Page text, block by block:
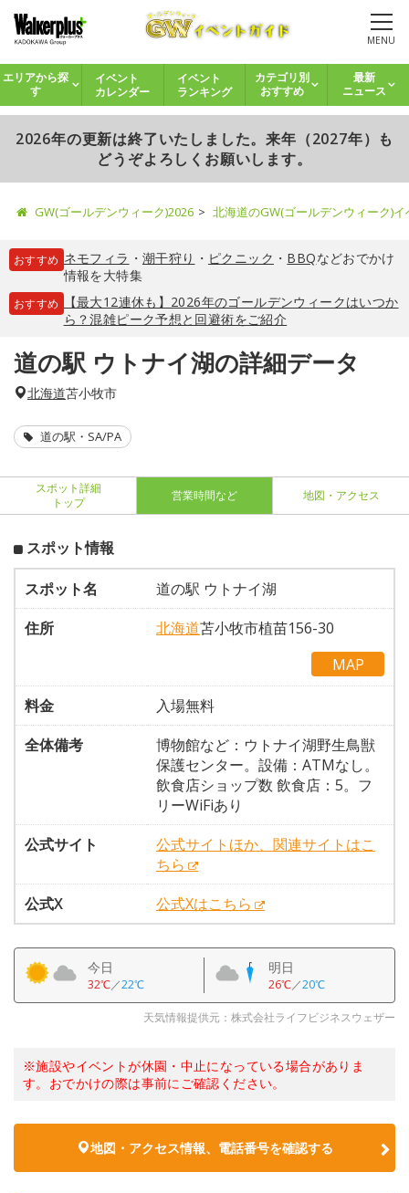
MENU
エリアから探
す
イベント
カレンダー
イベント
ランキング
カテゴリ別
おすすめ
最新
ニュース
2026年の更新は終了いたしました。来年（2027年）も
どうぞよろしくお願いします。
GW(ゴールデンウィーク)2026 北海道のGW(ゴールデンウィーク)
おすすめ ネモフィラ ・ 潮干狩り ・ ピクニック ・ BBQなどおでかけ
情報を大特集
おすすめ
【最大12連休も】2026年のゴールデンウィークはいつか
ら？混雑ピーク予想と回避術をご紹介
道の駅 ウトナイ湖の詳細データ
北海道苫小牧市
道の駅・SA/PA
スポット詳細
トップ
営業時間など 地図・アクセス
スポット情報
スポット名
道の駅 ウトナイ湖
住所
北海道苫小牧市植苗156-30
MAP
料金
入場無料
全体備考
博物館など：ウトナイ湖野生鳥獣
保護センター。設備：ATMなし。
飲食店ショップ数 飲食店：5。フ
リーWiFiあり
公式サイト
公式サイトほか、関連サイトはこ
ちら
公式X
公式Xはこちら
今日
32℃／22℃
明日
26℃／20℃
天気情報提供元：株式会社ライフビジネスウェザー
※施設やイベントが休園・中止になっている場合がありま
す。おでかけの際は事前にご確認ください。
地図・アクセス情報、電話番号を確認する